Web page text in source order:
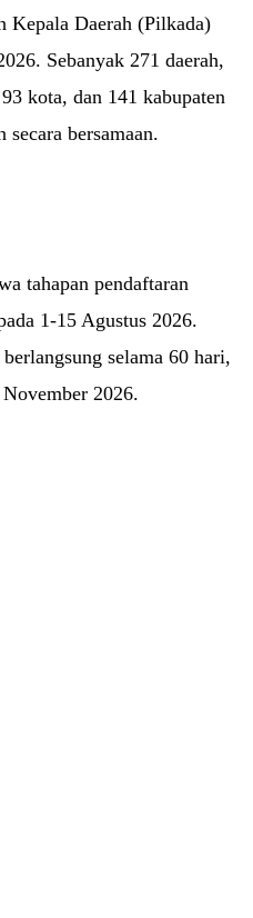
Kepala Daerah (Pilkada)
Sebanyak 271 daerah,
kota, dan 141 kabupaten
bersamaan.
tahapan pendaftaran
1-15 Agustus 2026.
selama 60 hari,
2026.